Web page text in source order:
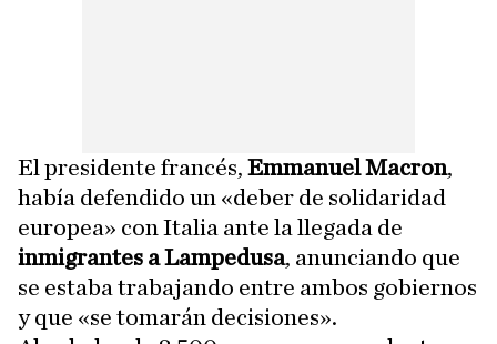
El presidente francés, Emmanuel Macron,
había defendido un «deber de solidaridad
europea» con Italia ante la llegada de
inmigrantes a Lampedusa, anunciando que
se estaba trabajando entre ambos gobiernos
y que «se tomarán decisiones».